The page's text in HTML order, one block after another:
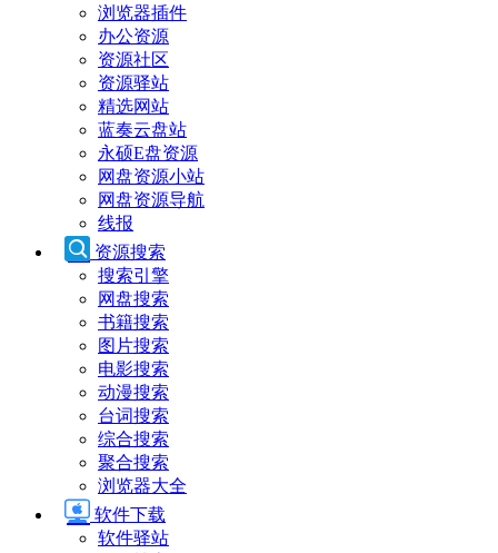
浏览器插件
办公资源
资源社区
资源驿站
精选网站
蓝奏云盘站
永硕E盘资源
网盘资源小站
网盘资源导航
线报
资源搜索
搜索引擎
网盘搜索
书籍搜索
图片搜索
电影搜索
动漫搜索
台词搜索
综合搜索
聚合搜索
浏览器大全
软件下载
软件驿站